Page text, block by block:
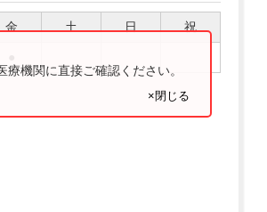
金 土 日 祝
機関に直接ご確認ください。
×閉じる